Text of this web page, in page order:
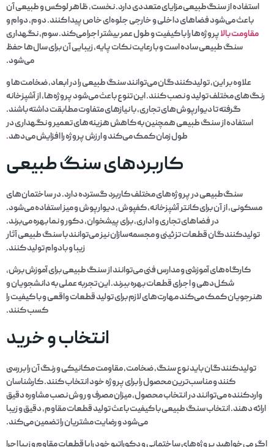
استفاده از سنگ‌طبیعی مزایای متعددی دارد. نخست، ظاهر لوکس و طبیعی آن
باعث می‌شود فضاهای داخلی و خارجی جلوه‌ای خاص پیدا کنند. دوم، دوام و
مقاومت بالاپروژه‌ها را با کیفیت و طول عمر بیشتر اجرا می‌کند. سوم، نگهداری
سنگ طبیعی ساده است و با رعایت نکات پایه، زیبایی آن برای سال‌ها حفظ
می‌شود.
علاوه بر این، تولیدکنندگان می‌توانند سنگ طبیعی را در ابعاد، ضخامت‌ها و
رنگ‌های مختلف تولید و نصب کنند. این تنوع باعث می‌شود پروژه‌ها، از آشپزخانه
گرفته تا دیوارپوش‌های تجاری، با نیازهای متفاوت مطابقت داشته باشند.
استفاده از سنگ طبیعی همچنین به کاهش هزینه‌های تعمیر و نگهداری در
طول زمان کمک می‌کند و ارزش پروژه را افزایش می‌دهد.
کاربردهای سنگ طبیعی
سنگ‌طبیعی در پروژه‌های مختلف کاربرد گسترده دارد. در ساختمان‌های
مسکونی، از آن برای کانتر آشپزخانه، کفپوش، دیوارپوش و میز استفاده می‌شود.
در فضاهای تجاری و اداری، برای پیشخوان، دکور و نما بهره می‌برند.
تولیدکنندگان قطعات تزئینی و مجسمه‌سازان نیز می‌توانند با سنگ طبیعی آثار
زیبا و بادوام تولید کنند.
کارگاه‌های آموزشی و مدارس فنی می‌توانند از سنگ طبیعی برای آموزش برش،
شکل‌دهی و اجرای قطعات بهره ببرند. این تجربه عملی به دانشجویان و
هنرجویان کمک می‌کند مهارت‌های لازم برای تولید قطعات واقعی و با کیفیت را
کسب کنند.
انتخاب و خرید
تولیدکنندگان باید نوع سنگ، ضخامت، مقاومت مکانیکی و رنگ آن را بررسی
کنند و مناسب‌ترین محصول را برای پروژه خود انتخاب کنند. کارشناسان
واردکننده می‌توانند در انتخاب محصول، میزان مصرف و روش نصب مشاوره دقیق
ارائه دهند. انتخاب سنگ طبیعی با کیفیت باعث تولید قطعات مقاوم، دقیق و زیبا
می‌شود و رضایت مشتریان را تضمین می‌کند.
اگر می‌خواهید پروژه‌های ساختمانی و دکوراتیو خود را با قطعات مقاوم و زیبا اجرا